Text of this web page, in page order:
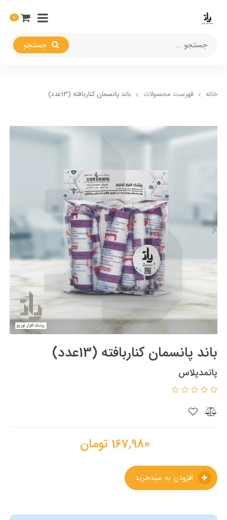
0
خانه فهرست محصولات باند پانسمان کناربافته (13عدد)
باند پانسمان کناربافته (13عدد)
پاتمدپلاس
167,980 تومان